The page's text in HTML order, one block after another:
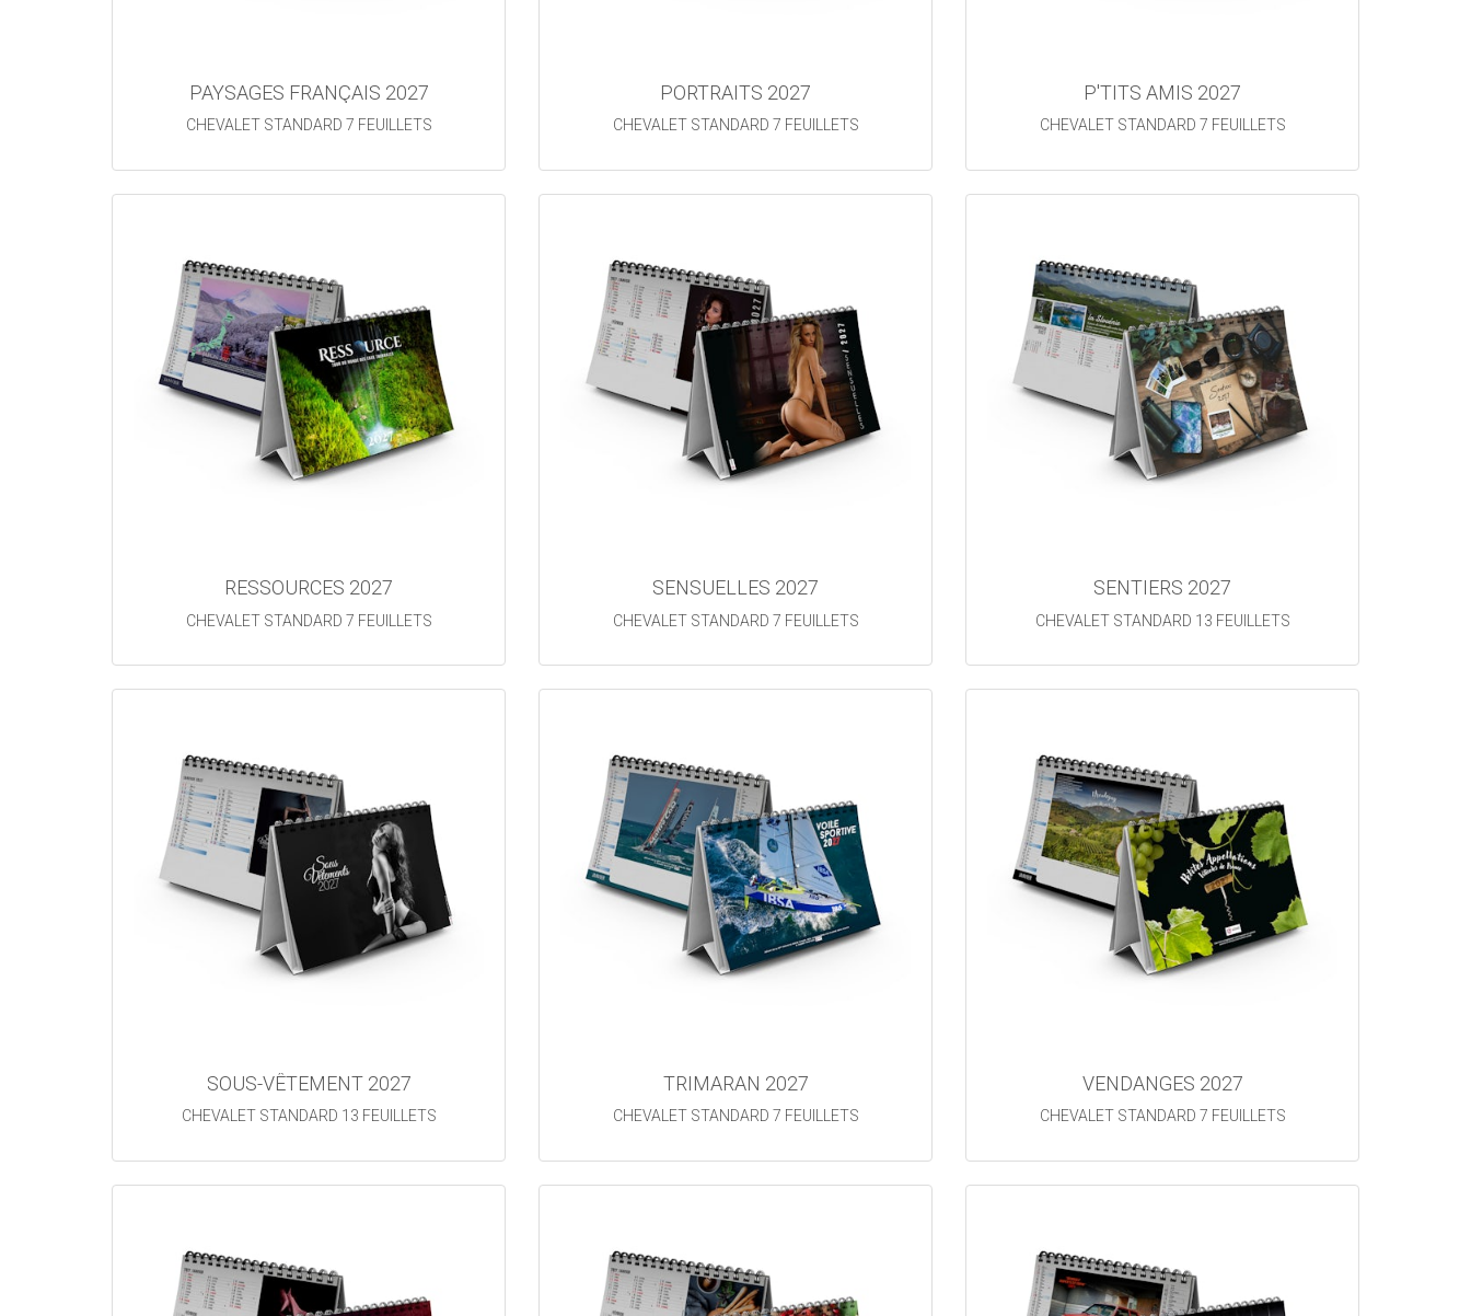
PAYSAGES FRANÇAIS 2027
CHEVALET STANDARD 7 FEUILLETS
PORTRAITS 2027
CHEVALET STANDARD 7 FEUILLETS
P'TITS AMIS 2027
CHEVALET STANDARD 7 FEUILLETS
RESSOURCES 2027
CHEVALET STANDARD 7 FEUILLETS
SENSUELLES 2027
CHEVALET STANDARD 7 FEUILLETS
SENTIERS 2027
CHEVALET STANDARD 13 FEUILLETS
SOUS-VÊTEMENT 2027
CHEVALET STANDARD 13 FEUILLETS
TRIMARAN 2027
CHEVALET STANDARD 7 FEUILLETS
VENDANGES 2027
CHEVALET STANDARD 7 FEUILLETS